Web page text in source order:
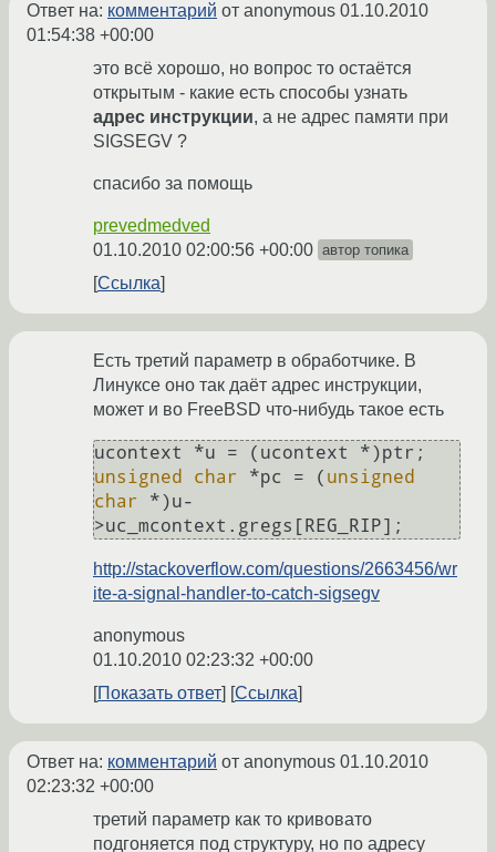
Ответ на: комментарий от anonymous 01.10.2010
01:54:38 +00:00
это всё хорошо, но вопрос то остаётся
открытым - какие есть способы узнать
адрес инструкции, а не адрес памяти при
SIGSEGV ?
спасибо за помощь
prevedmedved
01.10.2010 02:00:56 +00:00 автор топика
Ссылка
Есть третий параметр в обработчике. В
Линуксе оно так даёт адрес инструкции,
может и во FreeBSD что-нибудь такое есть
unsigned
char *pc = ( unsigned
char *)u-
>uc_mcontext.gregs[REG_RIP];
http://stackoverflow.com/questions/2663456/wr
ite-a-signal-handler-to-catch-sigsegv
anonymous
01.10.2010 02:23:32 +00:00
Показать ответ
Ссылка
Ответ на: комментарий от anonymous 01.10.2010
02:23:32 +00:00
третий параметр как то кривовато
подгоняется под структуру, но по адресу